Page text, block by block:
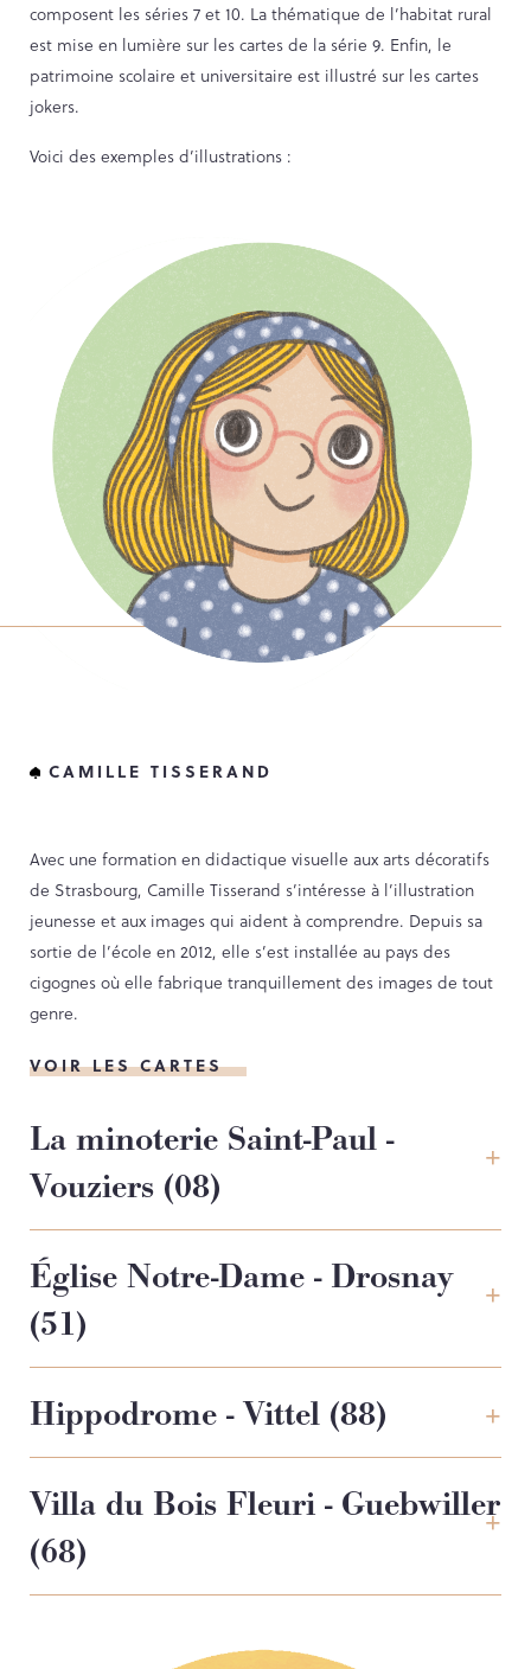
composent les séries 7 et 10. La thématique de l’habitat rural
est mise en lumière sur les cartes de la série 9. Enfin, le
patrimoine scolaire et universitaire est illustré sur les cartes
jokers.
Voici des exemples d’illustrations :
CAMILLE TISSERAND
Avec une formation en didactique visuelle aux arts décoratifs
de Strasbourg, Camille Tisserand s’intéresse à l’illustration
jeunesse et aux images qui aident à comprendre. Depuis sa
sortie de l’école en 2012, elle s’est installée au pays des
cigognes où elle fabrique tranquillement des images de tout
genre.
VOIR LES CARTES
La minoterie Saint-Paul -
Vouziers (08)
Église Notre-Dame - Drosnay
(51)
Hippodrome - Vittel (88)
Villa du Bois Fleuri - Guebwiller
(68)